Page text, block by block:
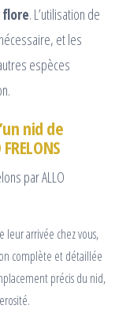
. L’utilisation de
et les
espèces
nid de
par ALLO
leur arrivée chez vous,
complète et détaillée
précis du nid,